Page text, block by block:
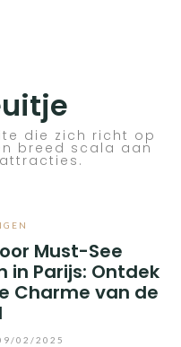
die zich richt op
breed scala aan
Must-See
in Parijs: Ontdek
Charme van de
02/2025